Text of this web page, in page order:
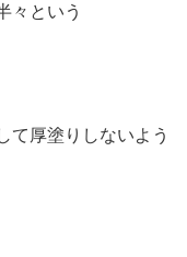
々という
て厚塗りしないよう